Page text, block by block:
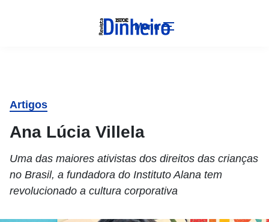
Menu
Artigos
Ana Lúcia Villela
Uma das maiores ativistas dos direitos das crianças
no Brasil, a fundadora do Instituto Alana tem
revolucionado a cultura corporativa